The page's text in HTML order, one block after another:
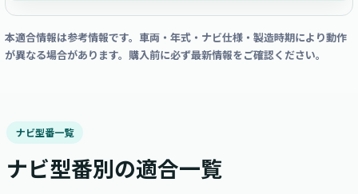
本適合情報は参考情報です。車両・年式・ナビ仕様・製造時期により動作
が異なる場合があります。購入前に必ず最新情報をご確認ください。
ナビ型番一覧
ナビ型番別の適合一覧